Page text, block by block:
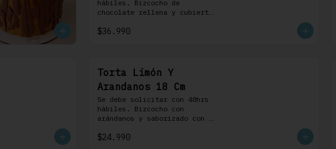
hábiles. Bizcocho de
chocolate rellena y cubierta
8 profiteroles.
$36.990
Torta Limón Y
Arandanos 18 Cm
Se debe solicitar con 48hrs
hábiles. Bizcocho con
arándanos y saborizado con
mermelada de frutos rojos y
$24.990